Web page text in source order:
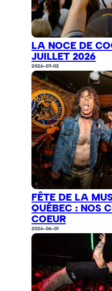
LA NOCE DE
JUILLET 2026
2026-07-02
FÊTE DE LA
QUÉBEC : NOS
COEUR
2026-06-01